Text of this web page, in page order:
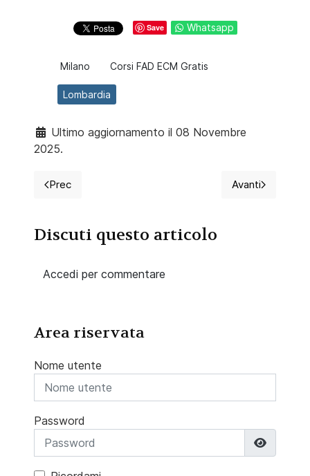
Save Whatsapp
Milano Corsi FAD ECM Gratis
Lombardia
Ultimo aggiornamento il 08 Novembre
2025.
Articolo precedente: 2023 Corso ECM Gratuito
Prec Articolo
Avanti
Discuti questo articolo
Accedi per commentare
Area riservata
Nome utente
Password